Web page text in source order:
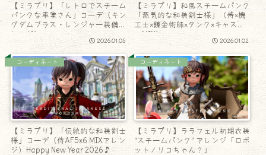
【ミラプリ】「レトロでスチーム
パンクな車掌さん」コーデ（キン
グダムブラス・レンジャー装備ア
レンジ）
2026.01.05
【ミラプリ】和風スチームパンク
「蒸気的な和装剣士様」（侍×機
工士×錬金術師×タンク×キャスタ
ーMIX）
2026.01.02
コーディネート
【ミラプリ】「伝統的な和装剣士
様」コーデ（侍AF5x6 MIXアレン
ジ）Happy New Year 2026♪
コーディネート
【ミラプリ】ララフェル初期衣装
“スチームパンク” アレンジ「ロボ
ットノリコちゃん？」